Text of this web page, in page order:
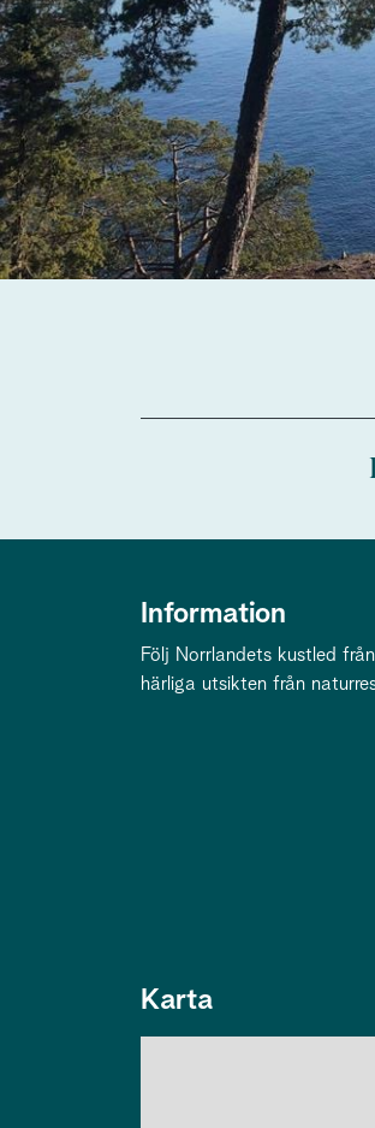
Information
Följ Norrlandets kustled
härliga utsikten från
Karta